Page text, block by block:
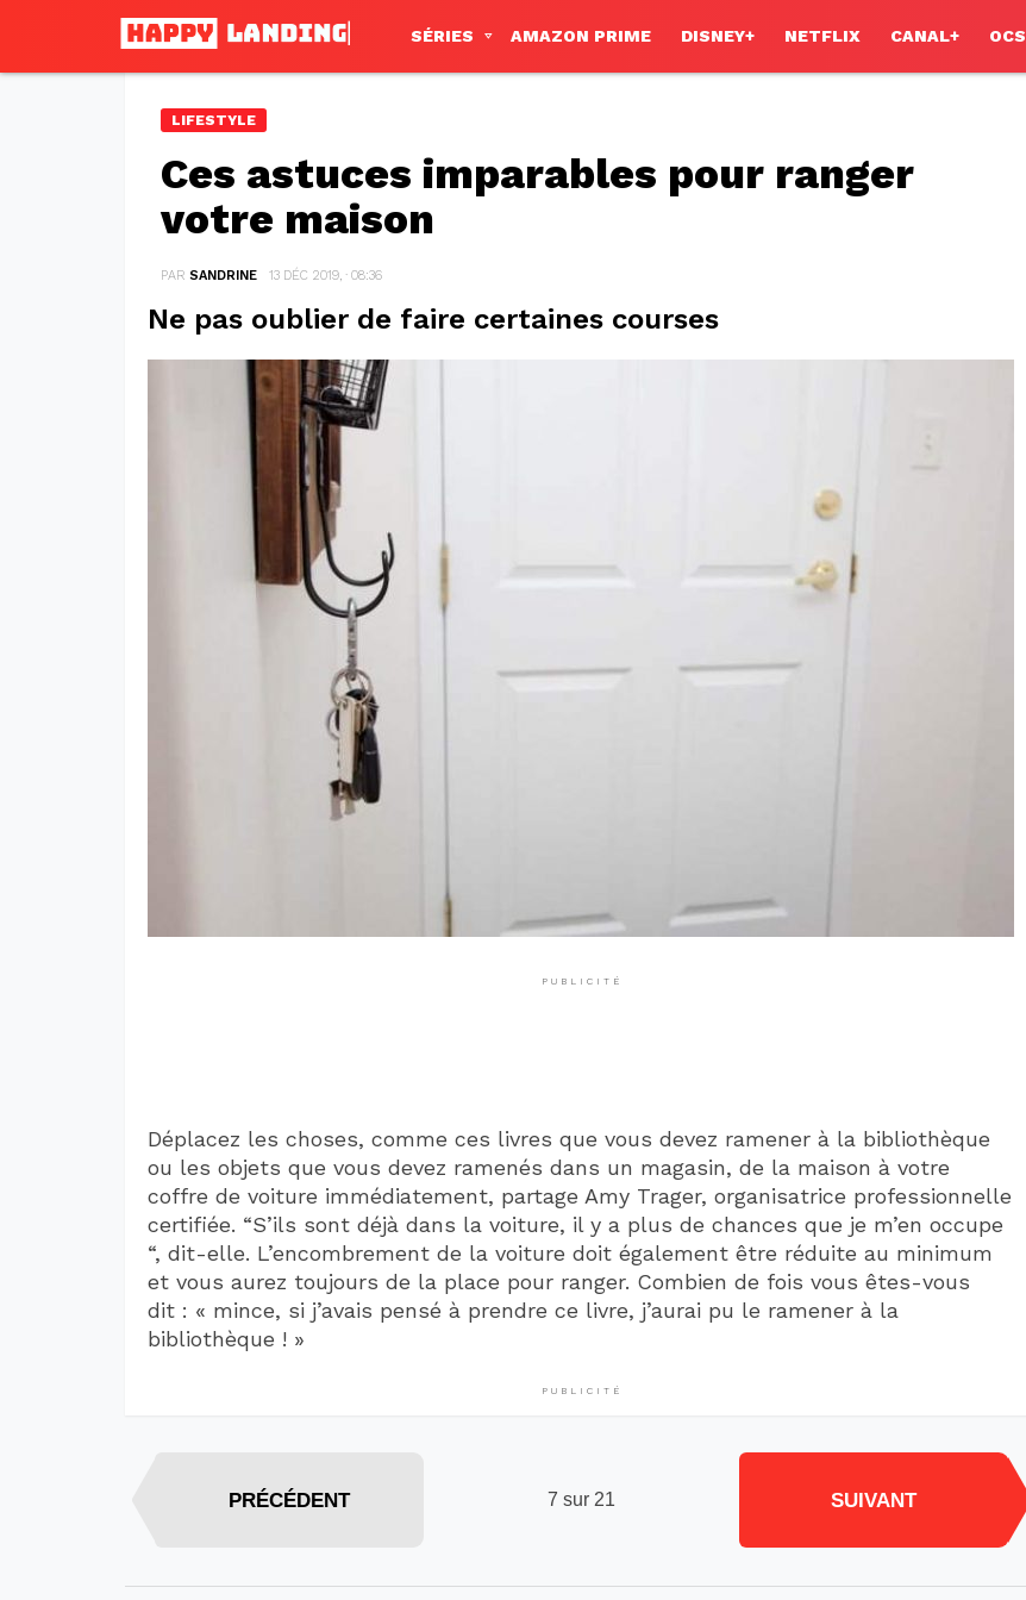
SÉRIES AMAZON PRIME DISNEY+ NETFLIX CANAL+ OCS
LIFESTYLE
Ces astuces imparables pour ranger
votre maison
PAR SANDRINE 13 DÉC 2019, · 08:36
Ne pas oublier de faire certaines courses
PUBLICITÉ
Déplacez les choses, comme ces livres que vous devez ramener à la bibliothèque
ou les objets que vous devez ramenés dans un magasin, de la maison à votre
coffre de voiture immédiatement, partage Amy Trager, organisatrice professionnelle
certifiée. “S’ils sont déjà dans la voiture, il y a plus de chances que je m’en occupe
“, dit-elle. L’encombrement de la voiture doit également être réduite au minimum
et vous aurez toujours de la place pour ranger. Combien de fois vous êtes-vous
dit : « mince, si j’avais pensé à prendre ce livre, j’aurai pu le ramener à la
bibliothèque ! »
PUBLICITÉ
7 sur 21
PRÉCÉDENT SUIVANT